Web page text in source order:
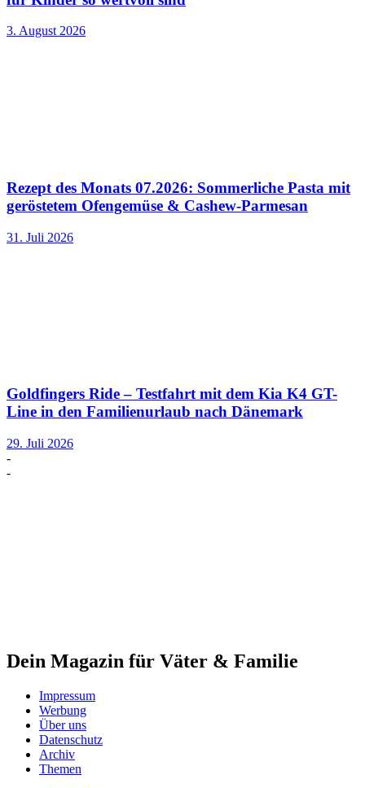
3. August 2026
Rezept des Monats 07.2026: Sommerliche Pasta mit
geröstetem Ofengemüse & Cashew-Parmesan
31. Juli 2026
Goldfingers Ride – Testfahrt mit dem Kia K4 GT-
Line in den Familienurlaub nach Dänemark
29. Juli 2026
-
-
Dein Magazin für Väter & Familie
Impressum
Werbung
Über uns
Datenschutz
Archiv
Themen